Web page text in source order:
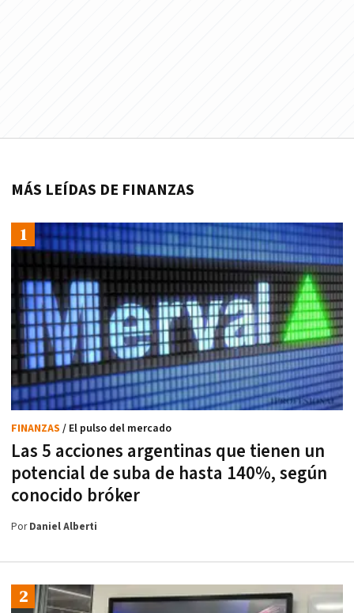
MÁS LEÍDAS DE FINANZAS
Las 5 acciones argentinas que tienen un
potencial de suba de hasta 140%, según
conocido bróker
FINANZAS / El pulso del mercado
PorDaniel Alberti